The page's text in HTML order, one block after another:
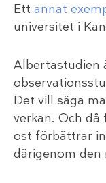
Ett annat
universitet i
Albertastudien
Det vill säga
verkan. Och
ost förbättrar
därigenom den